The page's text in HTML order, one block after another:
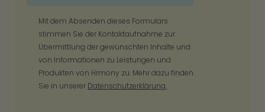
Mit dem Absenden dieses Formulars
stimmen Sie der Kontaktaufnahme zur
Übermittlung der gewünschten Inhalte und
von Informationen zu Leistungen und
Produkten von Hrmony zu. Mehr dazu finden
Sie in unserer Datenschutzerklärung.